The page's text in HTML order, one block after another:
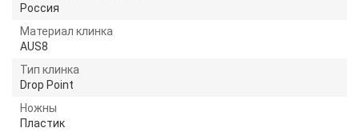
Россия
Материал клинка
AUS8
Тип клинка
Drop Point
Ножны
Пластик